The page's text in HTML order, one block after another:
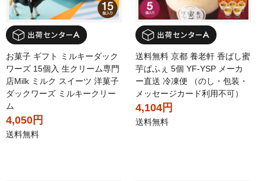
お菓子 ギフト ミルキーダック
ワーズ 15個入 生クリーム専門
店Milk ミルク スイーツ 洋菓子
ダックワーズ ミルキークリー
ム
4,050円
送料無料
送料無料 京都 養老軒 香ばし蜜
芋ぱふぇ 5個 YF-YSP メーカ
ー直送 冷凍便 （のし・包装・
メッセージカード利用不可）
4,104円
送料無料